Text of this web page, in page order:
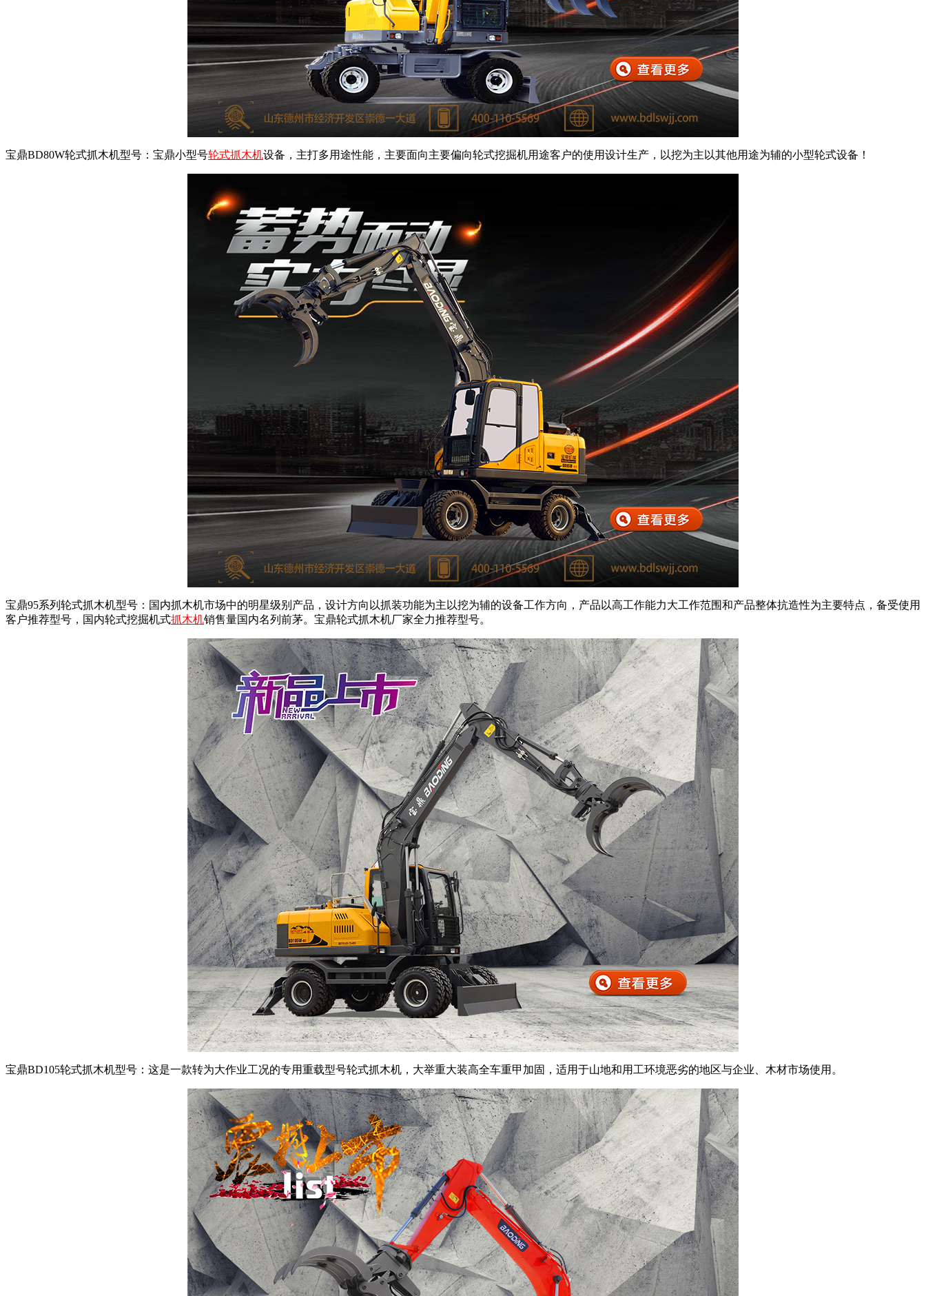
宝鼎BD80W轮式抓木机型号：宝鼎小型号轮式抓木机设备，主打多用途性能，主要面向主要偏向轮式挖掘机用途客户的使用设计生产，以挖为主以其他用途为辅的小型轮式设备！
宝鼎95系列轮式抓木机型号：国内抓木机市场中的明星级别产品，设计方向以抓装功能为主以挖为辅的设备工作方向，产品以高工作能力大工作范围和产品整体抗造性为主要特点，备受使用
客户推荐型号，国内轮式挖掘机式抓木机销售量国内名列前茅。宝鼎轮式抓木机厂家全力推荐型号。
宝鼎BD105轮式抓木机型号：这是一款转为大作业工况的专用重载型号轮式抓木机，大举重大装高全车重甲加固，适用于山地和用工环境恶劣的地区与企业、木材市场使用。